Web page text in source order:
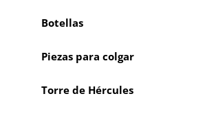
Botellas
Piezas para colgar
Torre de Hércules